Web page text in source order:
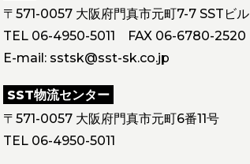
〒571-0057 大阪府門真市元町7-7 SSTビル
TEL 06-4950-5011 FAX 06-6780-2520
E-mail: sstsk@sst-sk.co.jp
SST物流センター
〒571-0057 大阪府門真市元町6番11号
TEL 06-4950-5011